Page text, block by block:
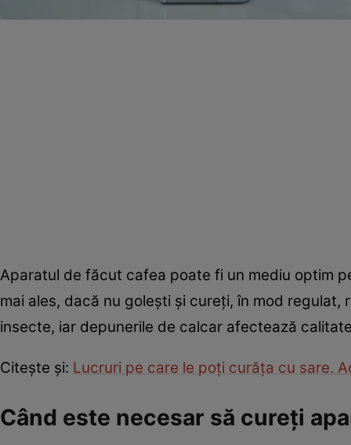
Aparatul de făcut cafea poate fi un mediu optim
mai ales, dacă nu golești și cureți, în mod
insecte, iar depunerile de calcar afectează
Citește și: Lucruri pe care le poți curăța cu sare.
Când este necesar să cureți